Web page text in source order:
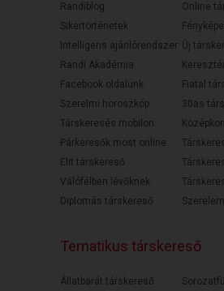
Randiblog
Sikertörténetek
Intelligens ajánlórendszer
Randi Akadémia
Facebook oldalunk
Szerelmi horoszkóp
Társkeresés mobilon
Párkeresők most online
Elit társkereső
Válófélben lévőknek
Diplomás társkereső
Online
Új
Fiatal
30as
Tematikus társkereső
Állatbarát társkereső